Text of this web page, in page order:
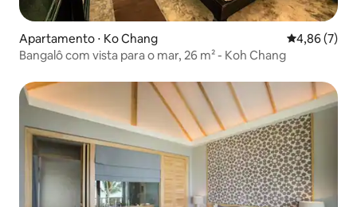
Apartamento ⋅ Ko Chang 4,86 de uma
4,86 (7)
Bangalô com vista para o mar, 26 m² - Koh Chang